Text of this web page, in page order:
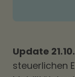
Update
steuerlichen